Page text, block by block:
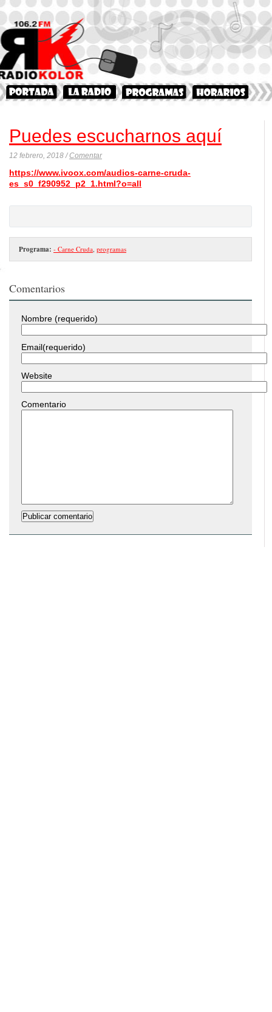
Puedes escucharnos aquí
12 febrero, 2018 /Comentar
https://www.ivoox.com/audios-carne-cruda-
es_s0_f290952_p2_1.html?o=all
Programa: - Carne Cruda, programas
Comentarios
Nombre (requerido)
Email(requerido)
Website
Comentario